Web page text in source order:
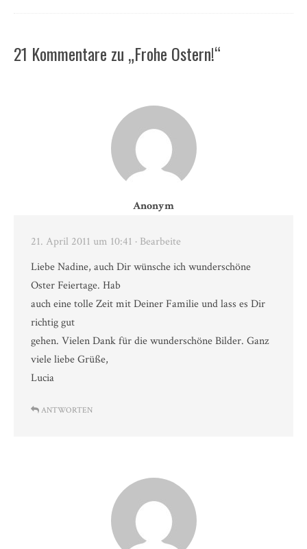
21 Kommentare zu „Frohe Ostern!“
Anonym
21. April 2011 um 10:41 · Bearbeite
Liebe Nadine, auch Dir wünsche ich wunderschöne
Oster Feiertage. Hab
auch eine tolle Zeit mit Deiner Familie und lass es Dir
richtig gut
gehen. Vielen Dank für die wunderschöne Bilder. Ganz
viele liebe Grüße,
Lucia
ANTWORTEN